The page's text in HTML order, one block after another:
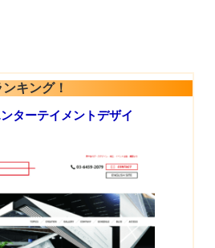
キング！
ターテイメントデザイ